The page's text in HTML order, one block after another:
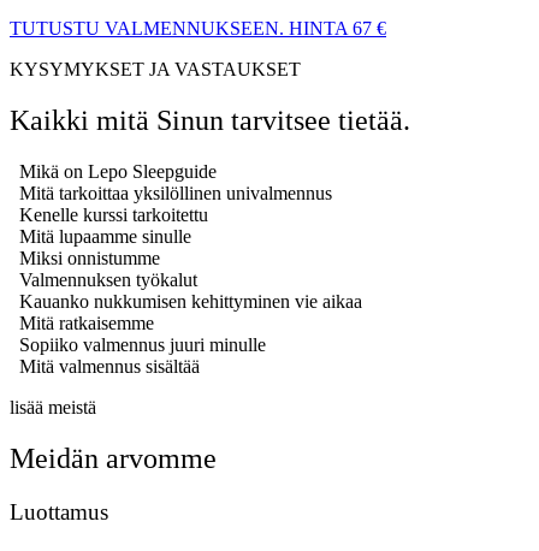
TUTUSTU VALMENNUKSEEN. HINTA 67 €
KYSYMYKSET JA VASTAUKSET
Kaikki mitä Sinun tarvitsee tietää.
Mikä on Lepo Sleepguide
Mitä tarkoittaa yksilöllinen univalmennus
Kenelle kurssi tarkoitettu
Mitä lupaamme sinulle
Miksi onnistumme
Valmennuksen työkalut
Kauanko nukkumisen kehittyminen vie aikaa
Mitä ratkaisemme
Sopiiko valmennus juuri minulle
Mitä valmennus sisältää
lisää meistä
Meidän arvomme
Luottamus